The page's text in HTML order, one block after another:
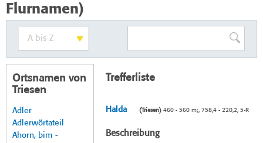
Flurnamen)
Ortsnamen von
Triesen
Adler
Adlerwörtateil
Ahorn, bim -
Trefferliste
Halda (Triesen)460 - 560 m;, 758,4 - 220,2, 5-R
Beschreibung